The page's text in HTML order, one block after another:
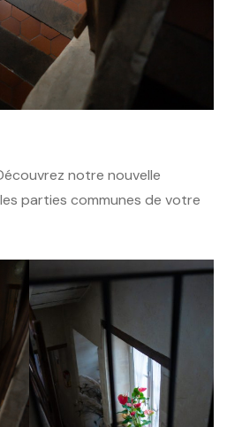
notre nouvelle
parties communes de votre